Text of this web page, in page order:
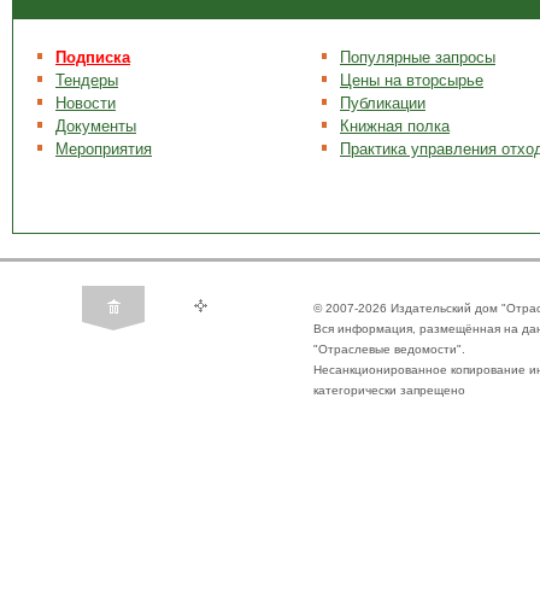
Подписка
Тендеры
Новости
Документы
Мероприятия
Популярные запросы
Цены на вторсырье
Публикации
Книжная полка
Практика управления
© 2007-2026 Издательский дом
Вся информация, размещённая на
"Отраслевые ведомости".
Несанкционированное копирование
категорически запрещено